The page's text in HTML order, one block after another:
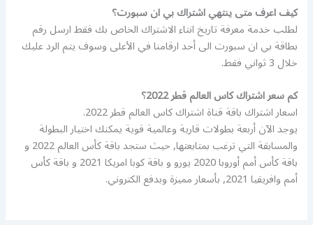
كيف اعرف متى ينتهي اشتراك بي ان سبورت؟
لطلب خدمة معرفة تاريخ انتاء الاشتراك الخاص بك فقط ارسل رقم
بطاقة بي ان سبورت الى أحد ارقامنا في الأعلى وسوف يتم الرد عليك
خلال 3 ثواني فقط.
كم سعر اشتراك كاس العالم قطر 2022؟
اسعار اشتراك باقة قناة اشتراك كاس العالم قطر 2022.
يوجد الآن أربعة بطولات قارية وعالمية قوية يمكنك اختيار البطولة
والمسابقة التي ترغب بمتابعتها, حيث ستجد باقة كأس العالم 2022 و
باقة كأس أمم أوروبا 2020 يورو و باقة كوبا امريكا 2021 و باقة كأس
أمم وافريقيا 2021, بأسعار مميزة وبدفع الكتروني.